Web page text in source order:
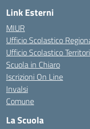
Link Esterni
MIUR
Ufficio Scolastico
Ufficio Scolastico
Scuola in Chiaro
Iscrizioni On Line
Invalsi
Comune
La Scuola